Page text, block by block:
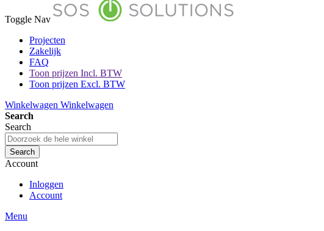
Toggle Nav
Projecten
Zakelijk
FAQ
Toon prijzen Incl. BTW
Toon prijzen Excl. BTW
Winkelwagen Winkelwagen
Search
Search
Search
Account
Inloggen
Account
Menu